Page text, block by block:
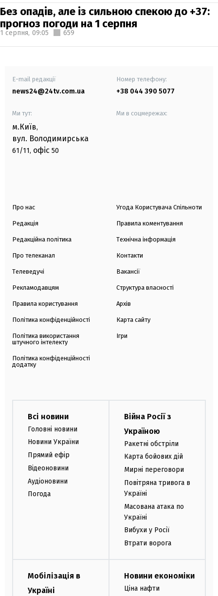
Без опадів, але із сильною спекою до +37:
прогноз погоди на 1 серпня
1 серпня, 09:05 659
E-mail редакції
news24@24tv.com.ua
Номер телефону:
+38 044 390 5077
Ми тут:
м.Київ,
вул. Володимирська
61/11, офіс 50
Ми в соцмережах:
Про нас
Редакція
Редакційна політика
Про телеканал
Телеведучі
Рекламодавцям
Правила користування
Політика конфіденційності
Політика використання
штучного інтелекту
Політика конфіденційності
додатку
Угода Користувача Спільноти
Правила коментування
Технічна інформація
Контакти
Вакансії
Структура власності
Архів
Карта сайту
Ігри
Всі новини
Головні новини
Новини України
Прямий ефір
Відеоновини
Аудіоновини
Погода
Війна Росії з
Україною
Ракетні обстріли
Карта бойових дій
Мирні переговори
Повітряна тривога в
Україні
Масована атака по
Україні
Вибухи у Росії
Втрати ворога
Мобілізація в
Україні
Новини економіки
Ціна нафти